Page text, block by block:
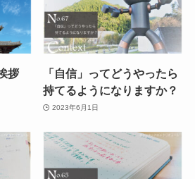
拶
「自信」ってどうやったら
持てるようになりますか？
2023年6月1日